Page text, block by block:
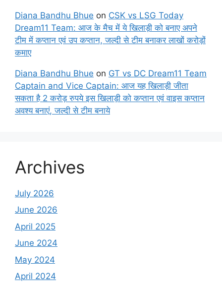
Diana Bandhu Bhue on CSK vs LSG Today
Dream11 Team: आज के मैच में ये खिलाड़ी को बनाए अपने
टीम में कप्तान एवं उप कप्तान, जल्दी से टीम बनाकर लाखों करोड़ों
कमाए
Diana Bandhu Bhue on GT vs DC Dream11 Team
Captain and Vice Captain: आज यह खिलाड़ी जीता
सकता है 2 करोड़ रुपये इस खिलाड़ी को कप्तान एवं वाइस कप्तान
अवश्य बनाएं, जल्दी से टीम बनाये
Archives
July 2026
June 2026
April 2025
June 2024
May 2024
April 2024